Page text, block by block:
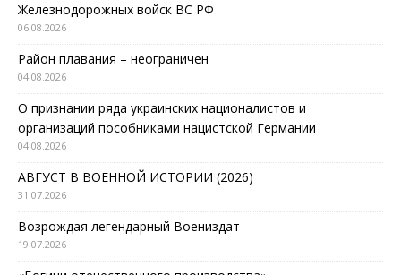
Железнодорожных войск ВС РФ
06.08.2026
Район плавания – неограничен
04.08.2026
О признании ряда украинских националистов и
организаций пособниками нацистской Германии
04.08.2026
АВГУСТ В ВОЕННОЙ ИСТОРИИ (2026)
31.07.2026
Возрождая легендарный Воениздат
19.07.2026